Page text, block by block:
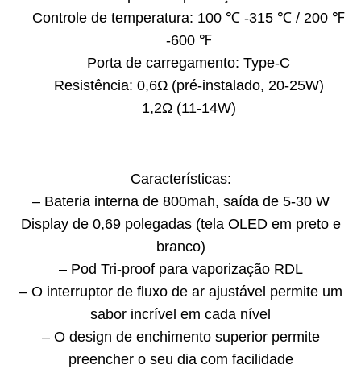
Controle de temperatura: 100 ℃ -315 ℃ / 200 ℉
-600 ℉
Porta de carregamento: Type-C
Resistência: 0,6Ω (pré-instalado, 20-25W)
1,2Ω (11-14W)
Características:
– Bateria interna de 800mah, saída de 5-30 W
Display de 0,69 polegadas (tela OLED em preto e
branco)
– Pod Tri-proof para vaporização RDL
– O interruptor de fluxo de ar ajustável permite um
sabor incrível em cada nível
– O design de enchimento superior permite
preencher o seu dia com facilidade